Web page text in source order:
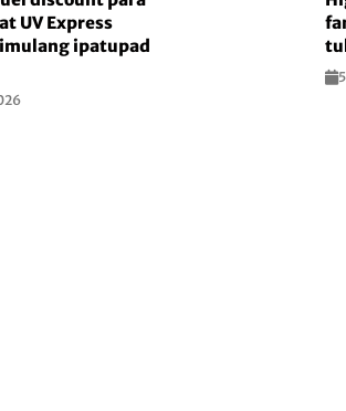
UV Express
ipatupad